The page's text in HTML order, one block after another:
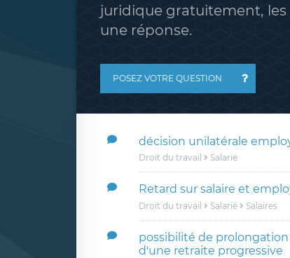
juridique gratuitement,
une réponse.
POSEZ VOTRE QUESTION
décision unilatérale
Droit du travail Salarié
Retard sur salaire et
Droit du travail Salarié Salaires
possibilité de
d'une retraite progressive